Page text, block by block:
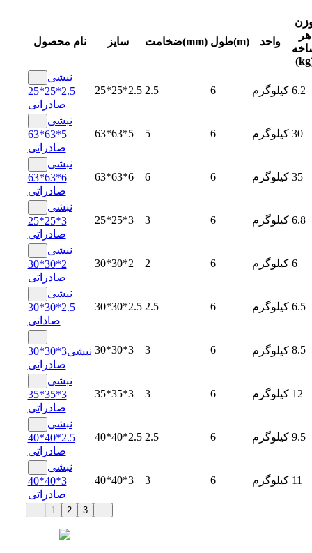
نام محصول سایز ضخامت(mm) طول(m) واحد
هر
نبشی
2.5*25*25
صادراتی
25*25*2.5 2.5 6 کیلوگرم 6.2
نبشی
5*63*63
صادراتی
63*63*5 5 6 کیلوگرم 30
نبشی
6*63*63
صادراتی
63*63*6 6 6 کیلوگرم 35
نبشی
3*25*25
صادراتی
25*25*3 3 6 کیلوگرم 6.8
نبشی
2*30*30
صادراتی
30*30*2 2 6 کیلوگرم 6
نبشی
2.5*30*30
صاداتی
30*30*2.5 2.5 6 کیلوگرم 6.5
نبشی3*30*30
صادراتی
30*30*3 3 6 کیلوگرم 8.5
نبشی
3*35*35
صادراتی
35*35*3 3 6 کیلوگرم 12
نبشی
2.5*40*40
صادراتی
40*40*2.5 2.5 6 کیلوگرم 9.5
نبشی
3*40*40
صادراتی
40*40*3 3 6 کیلوگرم 11
1 2 3